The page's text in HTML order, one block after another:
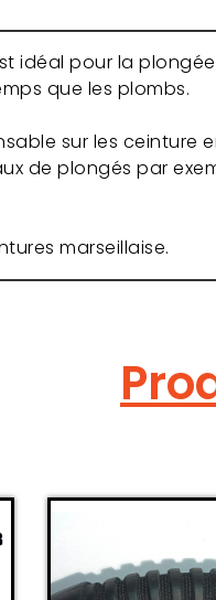
idéal pour la
que les plombs.
sur les ceinture
de plongés par
marseillaise.